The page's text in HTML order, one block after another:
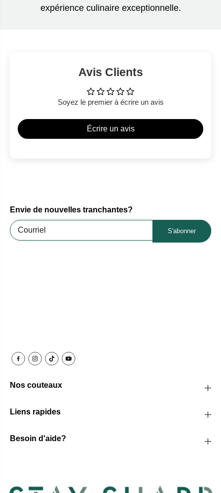
expérience culinaire exceptionnelle.
Avis Clients
Soyez le premier à écrire un avis
Écrire un avis
Envie de nouvelles tranchantes?
S'abonner
Nos couteaux
Liens rapides
Besoin d'aide?